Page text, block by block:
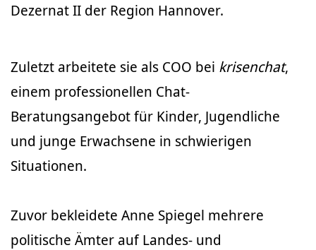
Dezernat II der Region Hannover.
Zuletzt arbeitete sie als COO bei krisenchat,
einem professionellen Chat-
Beratungsangebot für Kinder, Jugendliche
und junge Erwachsene in schwierigen
Situationen.
Zuvor bekleidete Anne Spiegel mehrere
politische Ämter auf Landes- und